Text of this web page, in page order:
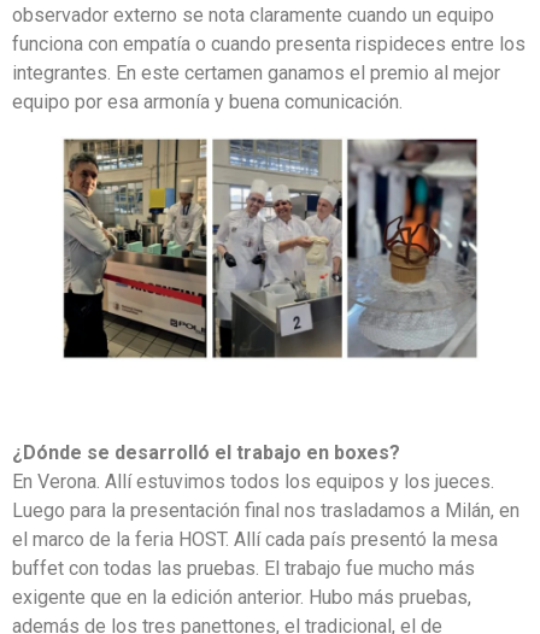
observador externo se nota claramente cuando un equipo
funciona con empatía o cuando presenta rispideces entre los
integrantes. En este certamen ganamos el premio al mejor
equipo por esa armonía y buena comunicación.
¿Dónde se desarrolló el trabajo en boxes?
En Verona. Allí estuvimos todos los equipos y los jueces.
Luego para la presentación final nos trasladamos a Milán, en
el marco de la feria HOST. Allí cada país presentó la mesa
buffet con todas las pruebas. El trabajo fue mucho más
exigente que en la edición anterior. Hubo más pruebas,
además de los tres panettones, el tradicional, el de